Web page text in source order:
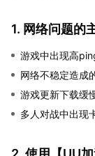
1. 网络问题的
游戏中出现高
网络不稳定造成
游戏更新下载缓
多人对战中出现